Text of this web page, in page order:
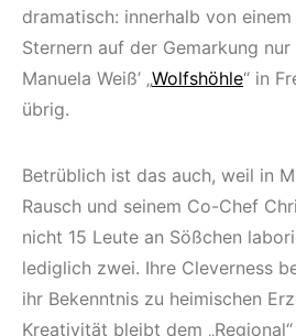
dramatisch: innerhalb von
Sternern auf der Gemarkung
Manuela Weiß’ „Wolfshöhle“ in
übrig.
Betrüblich ist das auch, weil in
Rausch und seinem Co-Chef
nicht 15 Leute an Sößchen
lediglich zwei. Ihre Cleverness
ihr Bekenntnis zu heimischen
Kreativität bleibt dem